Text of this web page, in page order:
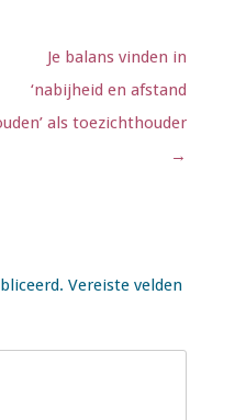
Je balans vinden in
‘nabijheid en afstand
als toezichthouder
→
Vereiste velden